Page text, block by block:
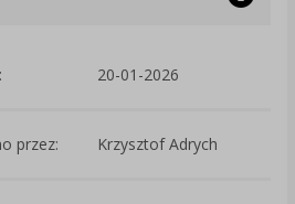
20-01-2026
przez: Krzysztof Adrych